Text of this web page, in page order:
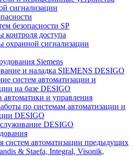
сигнализации
безопасности SP
контроля доступа
охранной сигнализации
Siemens
и наладка SIEMENS DESIGO
систем автоматизации и
на базе DESIGO
и управления
по системам автоматизации и
DESIGO
DESIGO
систем автоматизации предыдущих
& Staefa, Integral, Visonik,